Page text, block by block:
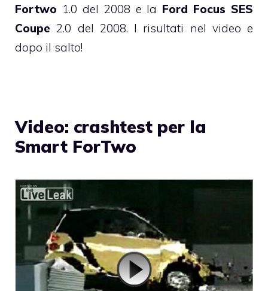
Fortwo 1.0 del 2008 e la Ford Focus SES
Coupe 2.0 del 2008. I risultati nel video e
dopo il salto!
Video: crashtest per la
Smart ForTwo